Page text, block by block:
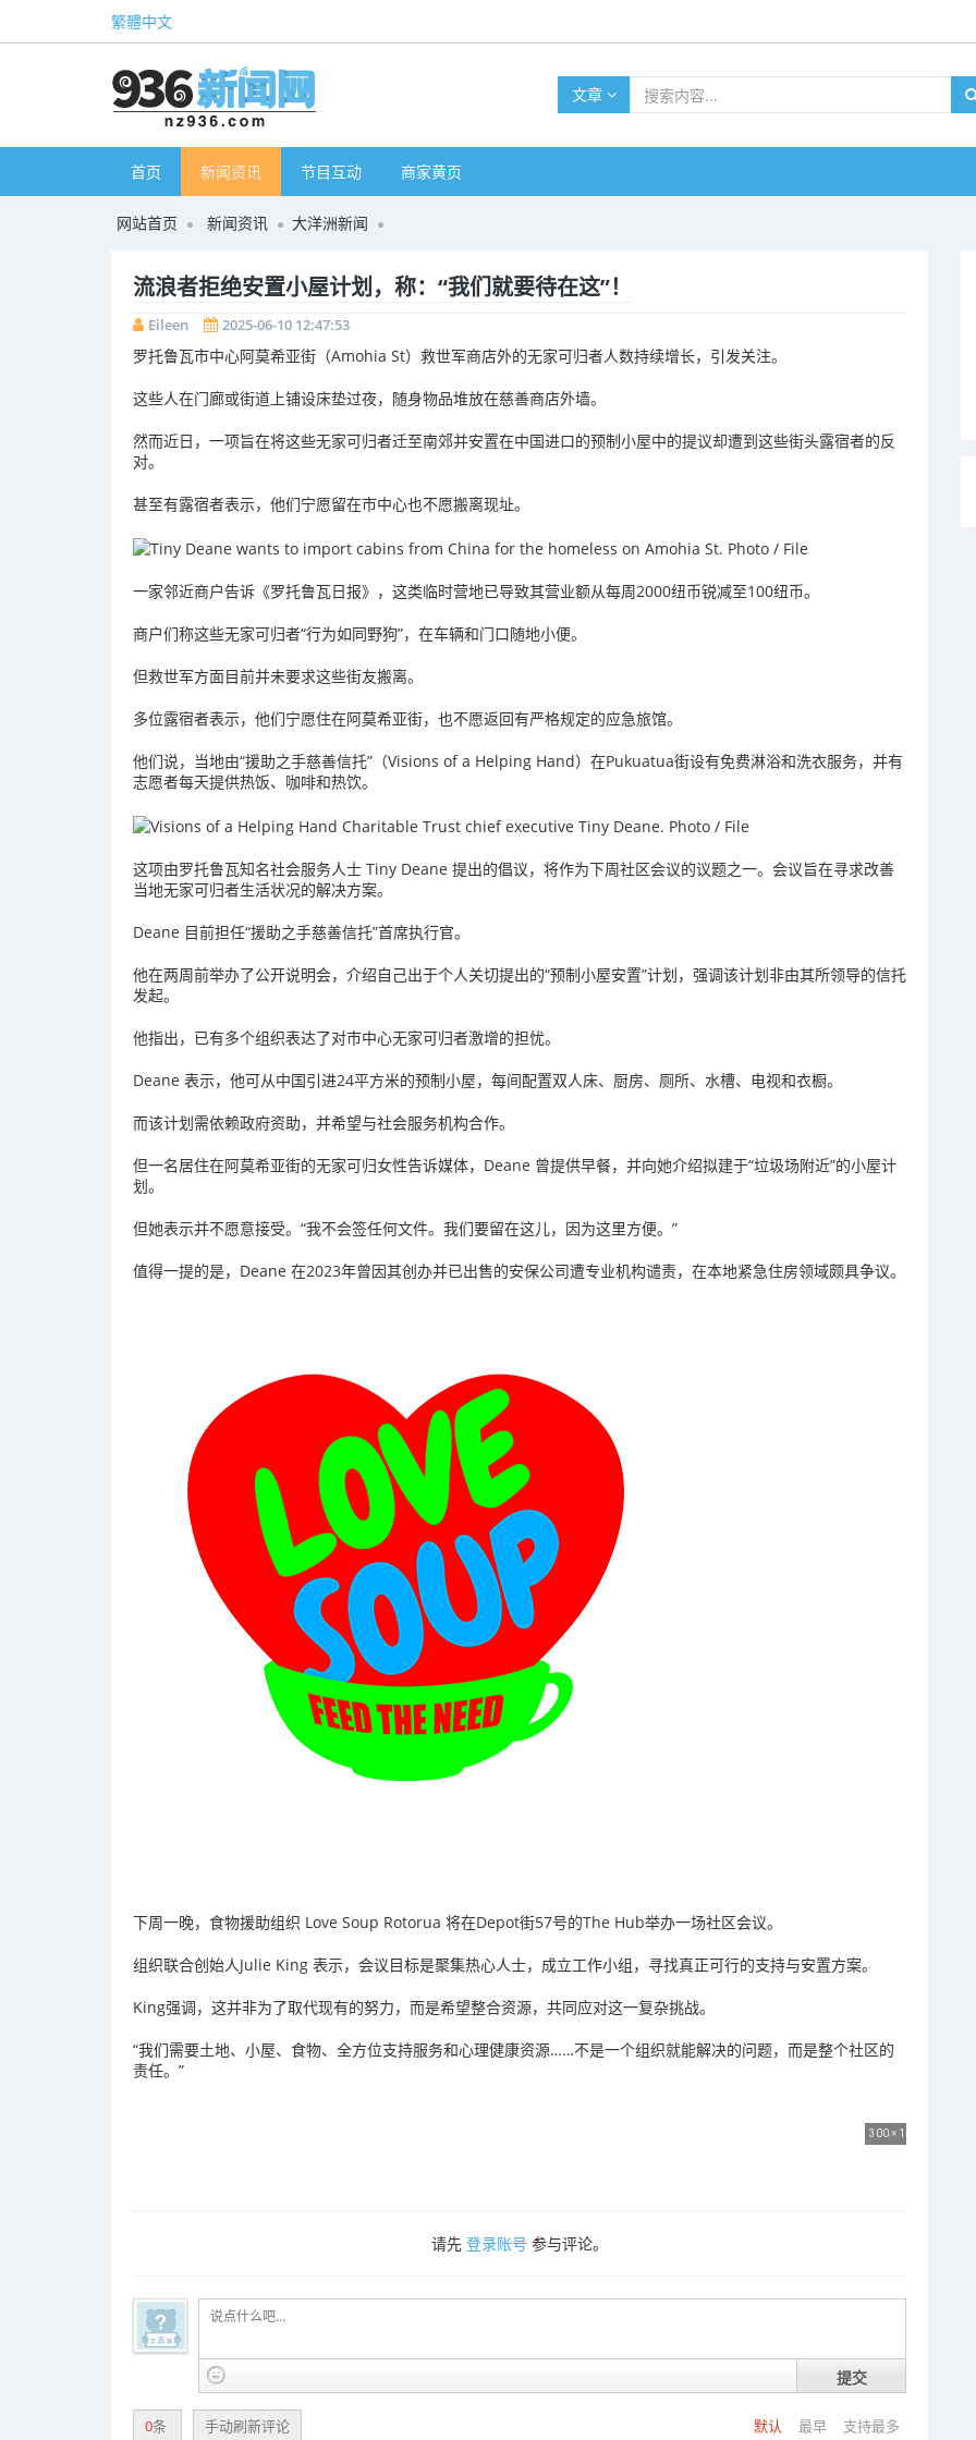
繁體中文
文章
首页 新闻资讯 节目互动 商家黄页
网站首页 新闻资讯 大洋洲新闻
流浪者拒绝安置小屋计划，称：“我们就要待在这”！
Eileen 2025-06-10 12:47:53
罗托鲁瓦市中心阿莫希亚街（Amohia St）救世军商店外的无家可归者人数持续增长，引发关注。
这些人在门廊或街道上铺设床垫过夜，随身物品堆放在慈善商店外墙。
然而近日，一项旨在将这些无家可归者迁至南郊并安置在中国进口的预制小屋中的提议却遭到这些街头露宿者的反
对。
甚至有露宿者表示，他们宁愿留在市中心也不愿搬离现址。
一家邻近商户告诉《罗托鲁瓦日报》，这类临时营地已导致其营业额从每周2000纽币锐减至100纽币。
商户们称这些无家可归者“行为如同野狗”，在车辆和门口随地小便。
但救世军方面目前并未要求这些街友搬离。
多位露宿者表示，他们宁愿住在阿莫希亚街，也不愿返回有严格规定的应急旅馆。
他们说，当地由“援助之手慈善信托”（Visions of a Helping Hand）在Pukuatua街设有免费淋浴和洗衣服务，并有
志愿者每天提供热饭、咖啡和热饮。
这项由罗托鲁瓦知名社会服务人士 Tiny Deane 提出的倡议，将作为下周社区会议的议题之一。会议旨在寻求改善
当地无家可归者生活状况的解决方案。
Deane 目前担任“援助之手慈善信托”首席执行官。
他在两周前举办了公开说明会，介绍自己出于个人关切提出的“预制小屋安置”计划，强调该计划非由其所领导的信托
发起。
他指出，已有多个组织表达了对市中心无家可归者激增的担忧。
Deane 表示，他可从中国引进24平方米的预制小屋，每间配置双人床、厨房、厕所、水槽、电视和衣橱。
而该计划需依赖政府资助，并希望与社会服务机构合作。
但一名居住在阿莫希亚街的无家可归女性告诉媒体， Deane 曾提供早餐，并向她介绍拟建于“垃圾场附近”的小屋计
划。
但她表示并不愿意接受。“我不会签任何文件。我们要留在这儿，因为这里方便。”
值得一提的是， Deane 在2023年曾因其创办并已出售的安保公司遭专业机构谴责，在本地紧急住房领域颇具争议。
300 × 151
下周一晚，食物援助组织 Love Soup Rotorua 将在Depot街57号的The Hub举办一场社区会议。
组织联合创始人Julie King 表示，会议目标是聚集热心人士，成立工作小组，寻找真正可行的支持与安置方案。
King强调，这并非为了取代现有的努力，而是希望整合资源，共同应对这一复杂挑战。
“我们需要土地、小屋、食物、全方位支持服务和心理健康资源……不是一个组织就能解决的问题，而是整个社区的
责任。”
请先 登录账号 参与评论。
提交
默认 最早 支持最多
0条 手动刷新评论